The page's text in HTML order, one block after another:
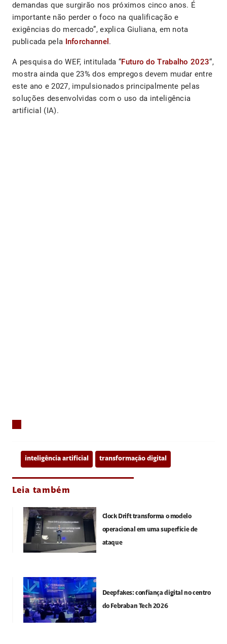
demandas que surgirão nos próximos cinco anos. É
importante não perder o foco na qualificação e
exigências do mercado”, explica Giuliana, em nota
publicada pela Inforchannel .
A pesquisa do WEF, intitulada “Futuro do Trabalho 2023“,
mostra ainda que 23% dos empregos devem mudar entre
este ano e 2027, impulsionados principalmente pelas
soluções desenvolvidas com o uso da inteligência
artificial (IA).
inteligência artificial transformação digital
Leia também
Clock Drift transforma o modelo
operacional em uma superfície de
ataque
Deepfakes: confiança digital no centro
do Febraban Tech 2026